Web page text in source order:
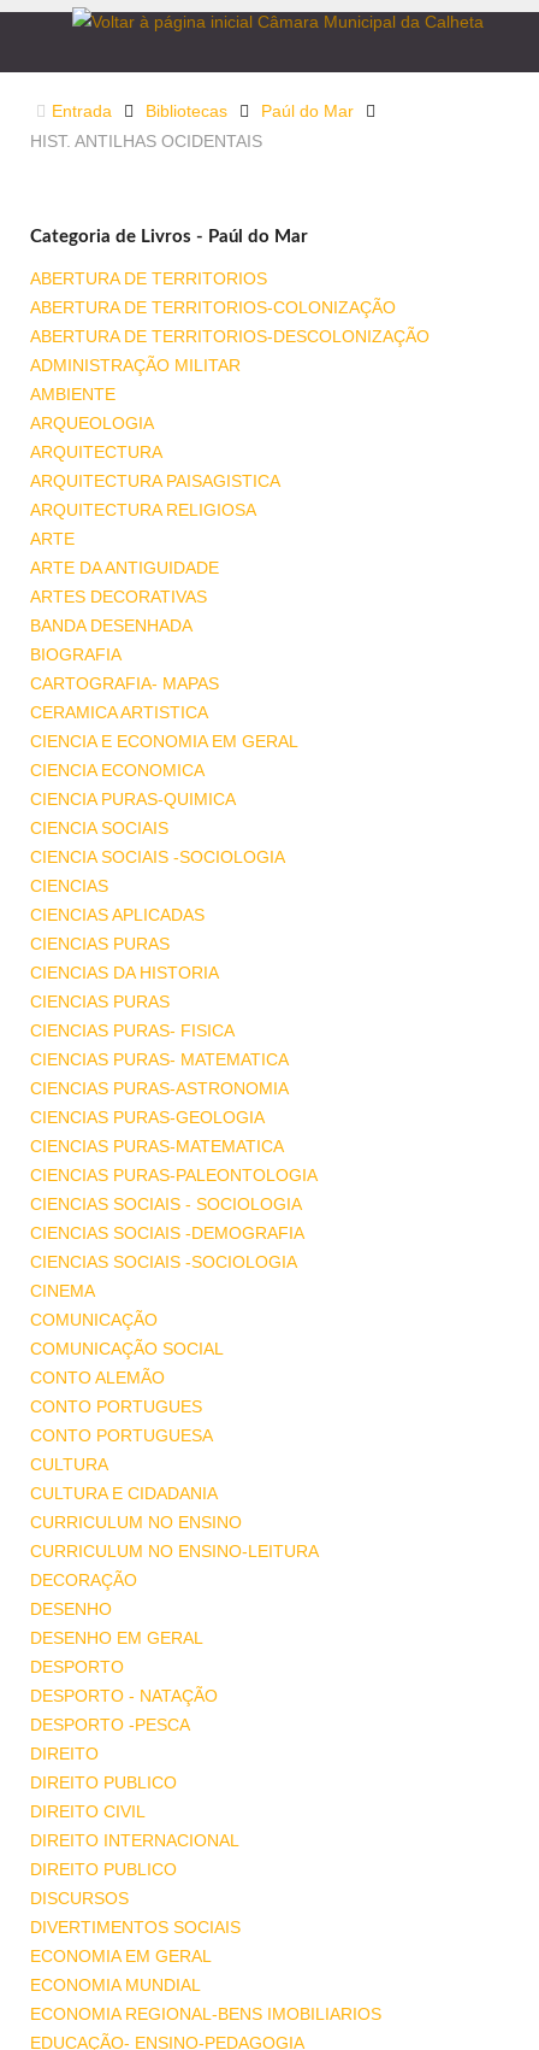
Entrada Bibliotecas
Paúl do Mar
HIST. ANTILHAS OCIDENTAIS
Categoria de Livros - Paúl do Mar
ABERTURA DE TERRITORIOS
ABERTURA DE TERRITORIOS-COLONIZAÇÃO
ABERTURA DE TERRITORIOS-DESCOLONIZAÇÃO
ADMINISTRAÇÃO MILITAR
AMBIENTE
ARQUEOLOGIA
ARQUITECTURA
ARQUITECTURA PAISAGISTICA
ARQUITECTURA RELIGIOSA
ARTE
ARTE DA ANTIGUIDADE
ARTES DECORATIVAS
BANDA DESENHADA
BIOGRAFIA
CARTOGRAFIA- MAPAS
CERAMICA ARTISTICA
CIENCIA E ECONOMIA EM GERAL
CIENCIA ECONOMICA
CIENCIA PURAS-QUIMICA
CIENCIA SOCIAIS
CIENCIA SOCIAIS -SOCIOLOGIA
CIENCIAS
CIENCIAS APLICADAS
CIENCIAS PURAS
CIENCIAS DA HISTORIA
CIENCIAS PURAS
CIENCIAS PURAS- FISICA
CIENCIAS PURAS- MATEMATICA
CIENCIAS PURAS-ASTRONOMIA
CIENCIAS PURAS-GEOLOGIA
CIENCIAS PURAS-MATEMATICA
CIENCIAS PURAS-PALEONTOLOGIA
CIENCIAS SOCIAIS - SOCIOLOGIA
CIENCIAS SOCIAIS -DEMOGRAFIA
CIENCIAS SOCIAIS -SOCIOLOGIA
CINEMA
COMUNICAÇÃO
COMUNICAÇÃO SOCIAL
CONTO ALEMÃO
CONTO PORTUGUES
CONTO PORTUGUESA
CULTURA
CULTURA E CIDADANIA
CURRICULUM NO ENSINO
CURRICULUM NO ENSINO-LEITURA
DECORAÇÃO
DESENHO
DESENHO EM GERAL
DESPORTO
DESPORTO - NATAÇÃO
DESPORTO -PESCA
DIREITO
DIREITO PUBLICO
DIREITO CIVIL
DIREITO INTERNACIONAL
DIREITO PUBLICO
DISCURSOS
DIVERTIMENTOS SOCIAIS
ECONOMIA EM GERAL
ECONOMIA MUNDIAL
ECONOMIA REGIONAL-BENS IMOBILIARIOS
EDUCAÇÃO- ENSINO-PEDAGOGIA